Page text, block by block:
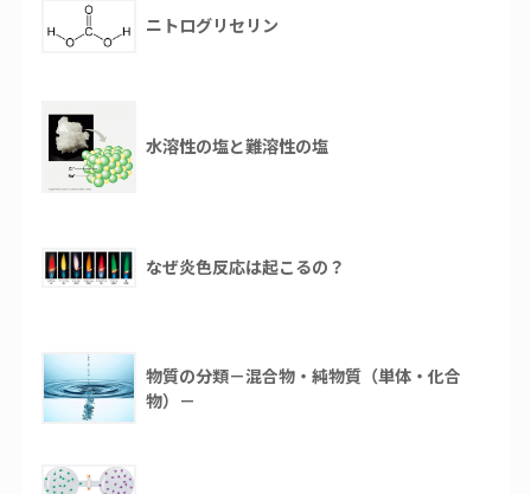
ニトログリセリン
水溶性の塩と難溶性の塩
なぜ炎色反応は起こるの？
物質の分類－混合物・純物質（単体・化合
物）－